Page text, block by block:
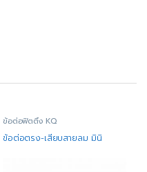
ข้อต่อฟิตติ้ง KQ
ข้อต่อตรง-เสียบสายลม มินิ